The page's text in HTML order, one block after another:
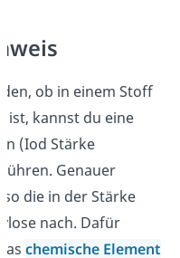
ob in einem Stoff
ist, kannst du eine
(Iod Stärke
Genauer
so die in der Stärke
nach. Dafür
chemische Element